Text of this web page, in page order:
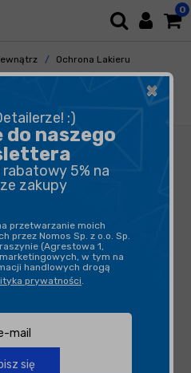
0
Ochrona Lakieru
Woski
×
:)
do naszego
5% na
zakupy
przetwarzanie moich
przez Nomos Sp. z o.o. Sp.
(Agrestowa 1,
w tym na
handlowych drogą
prywatności.
się